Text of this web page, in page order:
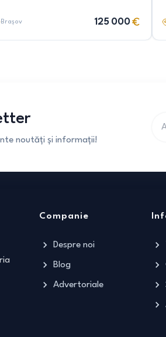
Brașov 125 000
noutăți și informații!
Companie
Despre noi
Blog
Advertoriale